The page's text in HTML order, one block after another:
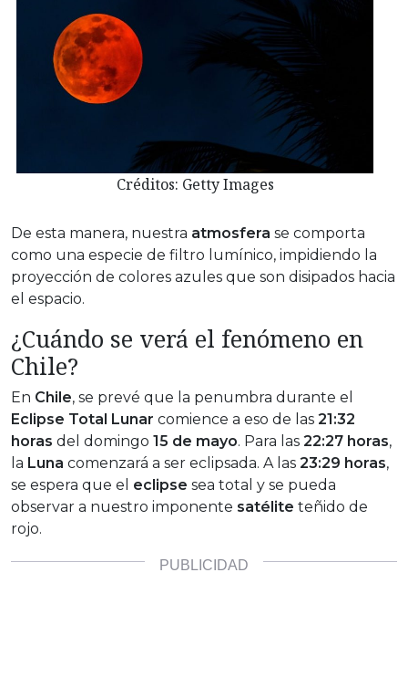
Créditos: Getty Images
De esta manera, nuestra atmosfera se comporta
como una especie de filtro lumínico, impidiendo la
proyección de colores azules que son disipados hacia
el espacio.
¿Cuándo se verá el fenómeno en
Chile?
En Chile, se prevé que la penumbra durante el
Eclipse Total Lunar comience a eso de las 21:32
horas del domingo 15 de mayo. Para las 22:27 horas,
la Luna comenzará a ser eclipsada. A las 23:29 horas,
se espera que el eclipse sea total y se pueda
observar a nuestro imponente satélite teñido de
rojo.